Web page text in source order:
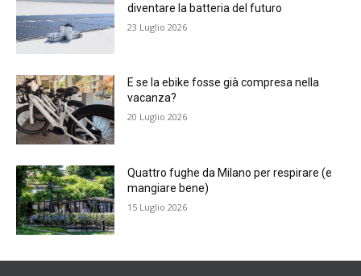
diventare la batteria del futuro
23 Luglio 2026
E se la ebike fosse già compresa nella
vacanza?
20 Luglio 2026
Quattro fughe da Milano per respirare (e
mangiare bene)
15 Luglio 2026